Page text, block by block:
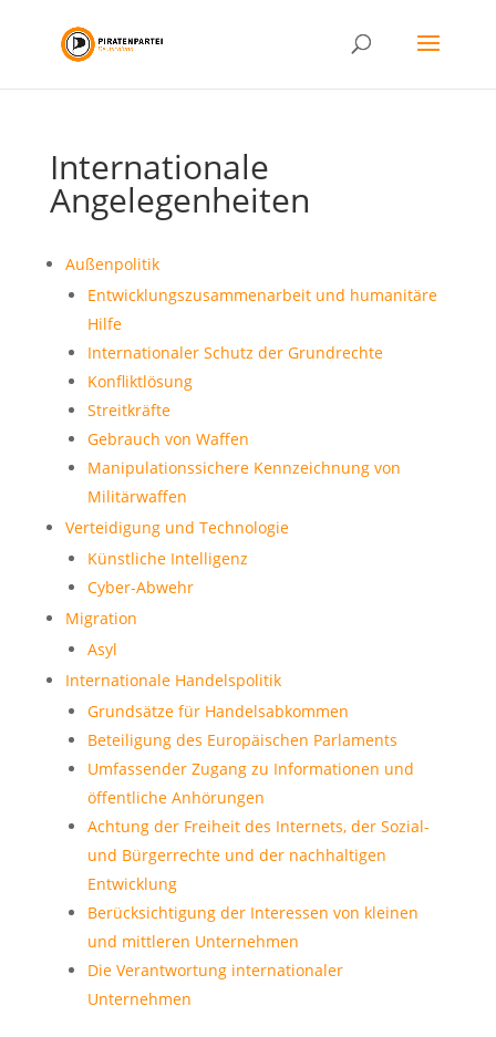
Internationale
Angelegenheiten
Außenpolitik
Entwicklungszusammenarbeit und humanitäre
Hilfe
Internationaler Schutz der Grundrechte
Konfliktlösung
Streitkräfte
Gebrauch von Waffen
Manipulationssichere Kennzeichnung von
Militärwaffen
Verteidigung und Technologie
Künstliche Intelligenz
Cyber-Abwehr
Migration
Asyl
Internationale Handelspolitik
Grundsätze für Handelsabkommen
Beteiligung des Europäischen Parlaments
Umfassender Zugang zu Informationen und
öffentliche Anhörungen
Achtung der Freiheit des Internets, der Sozial-
und Bürgerrechte und der nachhaltigen
Entwicklung
Berücksichtigung der Interessen von kleinen
und mittleren Unternehmen
Die Verantwortung internationaler
Unternehmen